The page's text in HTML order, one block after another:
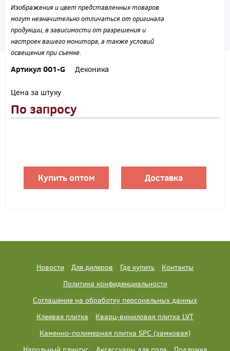
Изображения и цвет представленных товаров
могут незначительно отличаться от оригинала
продукции, в зависимости от разрешения и
настроек вашего монитора, а также условий
освещения при съемке.
Артикул 001-G Деконика
Цена за штуку
По запросу
Купить оптом Доставка
Новости Для дилеров Где купить
Контакты
Политика конфиденциальности
Соглашение на обработку персональных данных
Клеевая плитка
Кварц-виниловая плитка LVT
Каменно-полимерная плитка SPC (замковая)